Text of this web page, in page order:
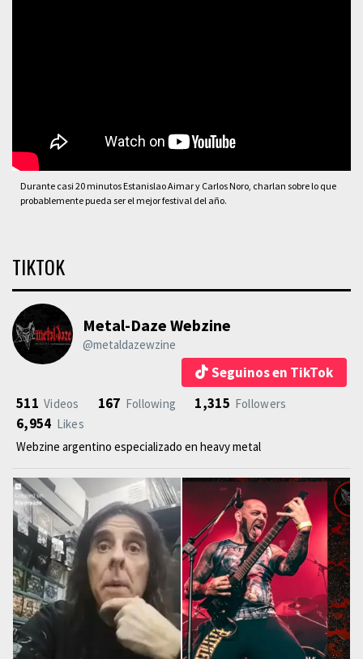
Durante casi 20 minutos Estanislao Aimar y Carlos Noro, charlan sobre lo que
probablemente pueda ser el mejor festival del año.
TIKTOK
Metal-Daze Webzine
@metaldazewzine
Seguinos en TikTok
511 Videos 167 Following 1,315 Followers
6,954 Likes
Webzine argentino especializado en heavy metal